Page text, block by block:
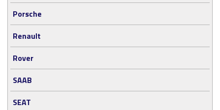
Porsche
Renault
Rover
SAAB
SEAT